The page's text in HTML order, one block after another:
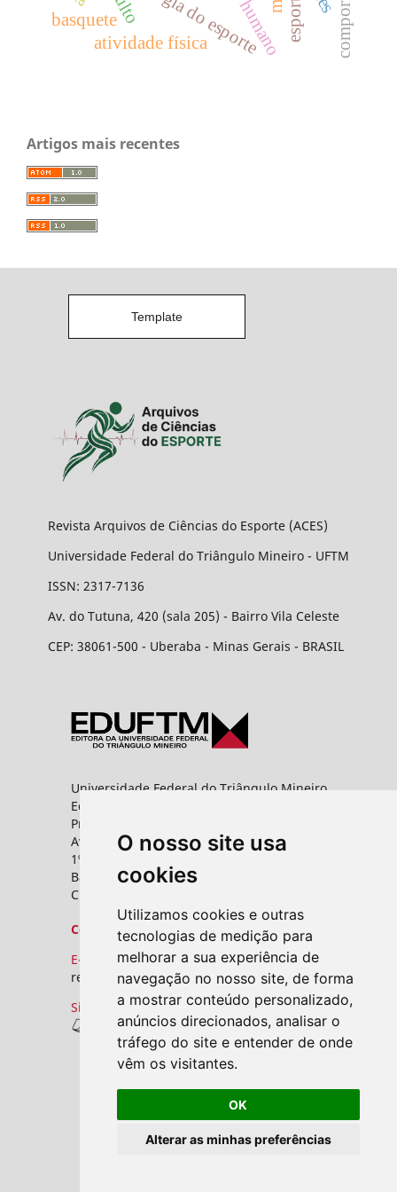
O nosso site usa
cookies
Utilizamos cookies e outras
tecnologias de medição para
melhorar a sua experiência de
navegação no nosso site, de forma
a mostrar conteúdo personalizado,
anúncios direcionados, analisar o
tráfego do site e entender de onde
vêm os visitantes.
OK
Alterar as minhas preferências
atividade física
basquete
Artigos mais recentes
Template
Revista Arquivos de Ciências do Esporte (ACES)
Universidade Federal do Triângulo Mineiro - UFTM
ISSN: 2317-7136
Av. do Tutuna, 420 (sala 205) - Bairro Vila Celeste
CEP: 38061-500 - Uberaba - Minas Gerais - BRASIL
Universidade Federal do Triângulo Mineiro
Editora UFTM
Prédio da Reitoria
Av. Frei Paulino, nº 30,
1º andar - Sala 8 PROPPG
Bairro Abadia
CEP: 38025-180 - Uberaba - MG
Contato
E-mail:
revistas.seer@uftm.edu.br
Site
Revistas UFTM